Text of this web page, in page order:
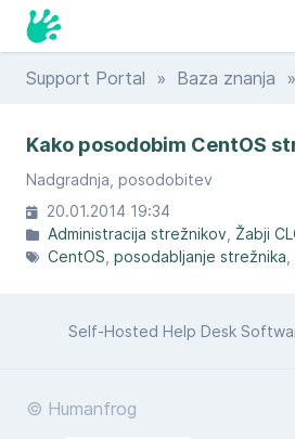
Support Portal » Baza znanja
Kako posodobim CentOS
Nadgradnja, posodobitev
20.01.2014 19:34
Administracija strežnikov Žabji
CentOS posodabljanje strežnika
Self-Hosted Help Desk
© Humanfrog